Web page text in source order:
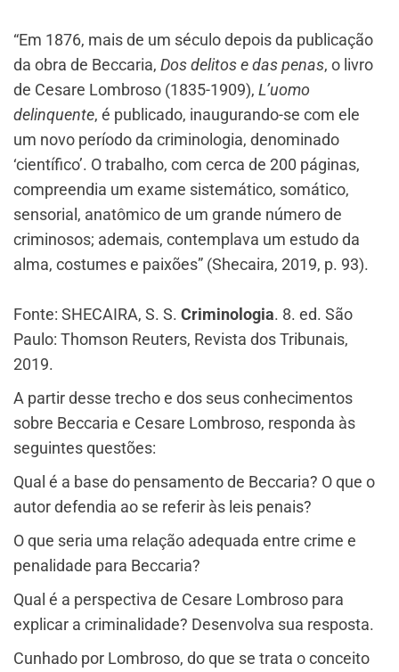
“Em 1876, mais de um século depois da publicação
da obra de Beccaria, Dos delitos e das penas, o livro
de Cesare Lombroso (1835-1909), L’uomo
delinquente, é publicado, inaugurando-se com ele
um novo período da criminologia, denominado
‘científico’. O trabalho, com cerca de 200 páginas,
compreendia um exame sistemático, somático,
sensorial, anatômico de um grande número de
criminosos; ademais, contemplava um estudo da
alma, costumes e paixões” (Shecaira, 2019, p. 93).
Fonte: SHECAIRA, S. S. Criminologia. 8. ed. São
Paulo: Thomson Reuters, Revista dos Tribunais,
2019.
A partir desse trecho e dos seus conhecimentos
sobre Beccaria e Cesare Lombroso, responda às
seguintes questões:
Qual é a base do pensamento de Beccaria? O que o
autor defendia ao se referir às leis penais?
O que seria uma relação adequada entre crime e
penalidade para Beccaria?
Qual é a perspectiva de Cesare Lombroso para
explicar a criminalidade? Desenvolva sua resposta.
Cunhado por Lombroso, do que se trata o conceito